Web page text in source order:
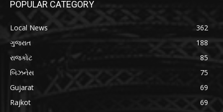
POPULAR CATEGORY
Local News
362
ગુજરાત
188
રાજકોટ
85
બિઝનેસ
75
Gujarat
69
Rajkot
69